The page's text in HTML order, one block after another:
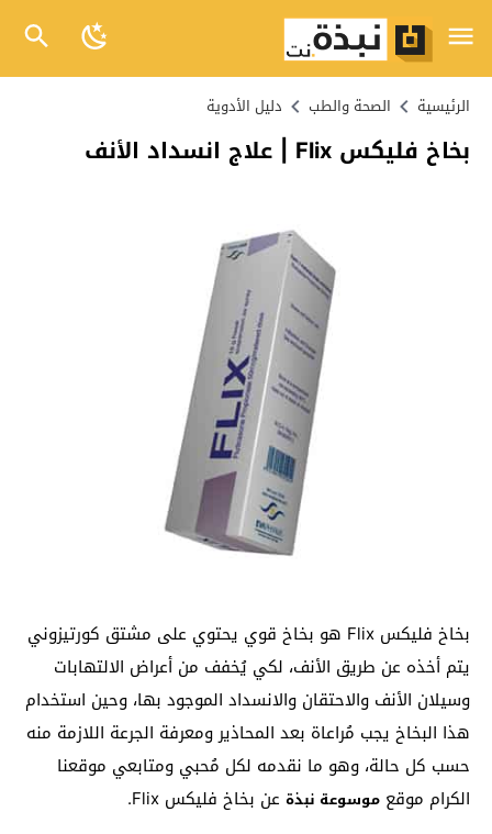
الرئيسية الصحة والطب دليل الأدوية
بخاخ فليكس Flix | علاج انسداد الأنف
بخاخ فليكس Flix هو بخاخ قوي يحتوي على مشتق كورتيزوني
يتم أخذه عن طريق الأنف، لكي يُخفف من أعراض الالتهابات
وسيلان الأنف والاحتقان والانسداد الموجود بها، وحين استخدام
هذا البخاخ يجب مُراعاة بعد المحاذير ومعرفة الجرعة اللازمة منه
حسب كل حالة، وهو ما نقدمه لكل مُحبي ومتابعي موقعنا
الكرام موقع موسوعة نبذة عن بخاخ فليكس Flix.